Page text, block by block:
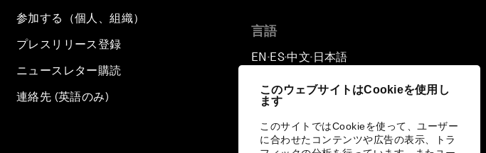
このウェブサイトはCookieを使用し
ます
このサイトではCookieを使って、ユーザー
に合わせたコンテンツや広告の表示、トラ
参加する（個人、組織）
プレスリリース登録
ニュースレター購読
連絡先 (英語のみ)
言語
EN ▪ ES▪中文▪ 日本語